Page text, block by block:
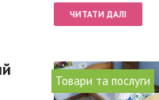
ЧИТАТИ ДАЛІ
Товари та послуги